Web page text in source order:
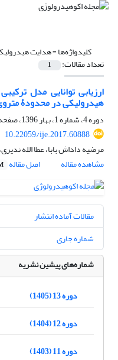
کلیدواژه‌ها =هدایت
تعداد مقالات: 1
هیدرولیکی در محدودۀ
دوره 4، شماره 1، بهار 1396، صفحه
10.22059/ije.2017.60888
مرضیه داداش بابا، عطا الله
مشاهده مقاله
اصل مقاله
مقالات آماده انتشار
شماره جاری
شماره‌های پیشین نشریه
دوره 13 (1405)
دوره 12 (1404)
دوره 11 (1403)